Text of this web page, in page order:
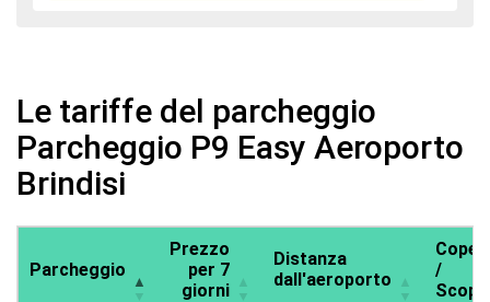
Le tariffe del parcheggio
Parcheggio P9 Easy Aeroporto
Brindisi
Parcheggio
Prezzo
per 7
giorni
Distanza
dall'aeroporto
/